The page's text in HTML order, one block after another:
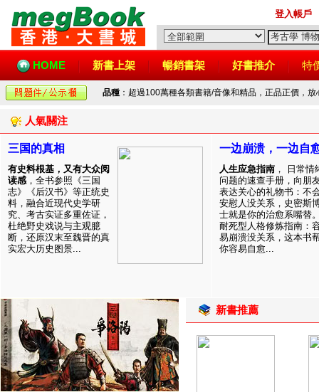
登入帳戶
HOME 新書上架 暢銷書架 好書推介 特
品種 ：超過100萬種各類書籍/音像和精品，正品正價，
人氣關注
三国的真相
有史料根基，又有大众阅
读感 ，全书参照《三国
志》《后汉书》等正统史
料，融合近现代史学研
究、考古实证多重佐证，
杜绝野史戏说与主观臆
断，还原汉末至魏晋的真
实宏大历史图景...
一边崩溃，一边自
人生应急指南 ， 日常情
问题的速查手册，向朋
表达关心的礼物书：不
安慰人没关系，史密斯
士就是你的治愈系嘴替
耐死型人格修炼指南：
易崩溃没关系，这本书
你容易自愈...
新書推薦